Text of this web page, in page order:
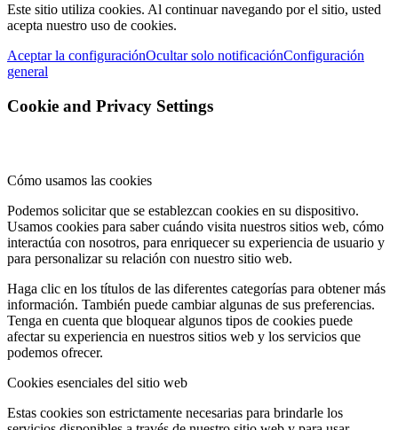
Este sitio utiliza cookies. Al continuar navegando por el sitio, usted
acepta nuestro uso de cookies.
Aceptar la configuraciónOcultar solo notificaciónConfiguración
general
Cookie and Privacy Settings
Cómo usamos las cookies
Podemos solicitar que se establezcan cookies en su dispositivo.
Usamos cookies para saber cuándo visita nuestros sitios web, cómo
interactúa con nosotros, para enriquecer su experiencia de usuario y
para personalizar su relación con nuestro sitio web.
Haga clic en los títulos de las diferentes categorías para obtener más
información. También puede cambiar algunas de sus preferencias.
Tenga en cuenta que bloquear algunos tipos de cookies puede
afectar su experiencia en nuestros sitios web y los servicios que
podemos ofrecer.
Cookies esenciales del sitio web
Estas cookies son estrictamente necesarias para brindarle los